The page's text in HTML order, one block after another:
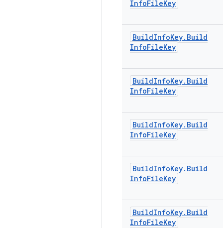
InfoFileKey
BuildInfoKey. Build
InfoFileKey
BuildInfoKey. Build
InfoFileKey
BuildInfoKey. Build
InfoFileKey
BuildInfoKey. Build
InfoFileKey
BuildInfoKey. Build
InfoFileKey